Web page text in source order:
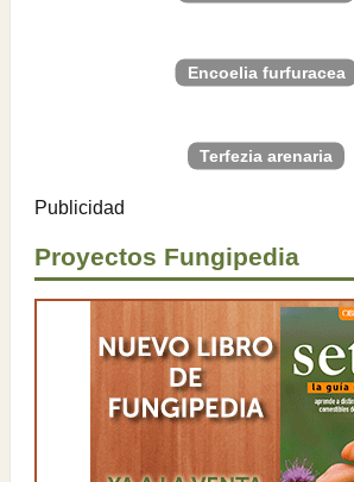
Encoelia furfuracea
Terfezia arenaria
Publicidad
Proyectos Fungipedia